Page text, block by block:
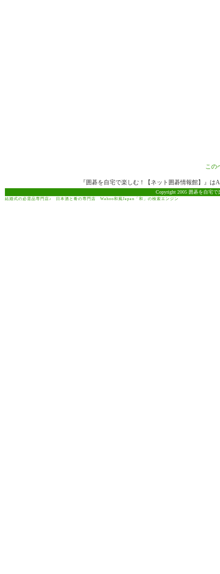
この
『囲碁を自宅で楽しむ！【ネット囲碁情報館】』
Copyright 2005 囲碁を自宅
結婚式の必需品専門店♪ 日本酒と肴の専門店 Wahoo和風Japan「和」の検索エンジン